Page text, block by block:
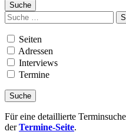
Suche
Suchen
nach:
Seiten
Adressen
Interviews
Termine
Für eine detaillierte
derTermine-Seite.